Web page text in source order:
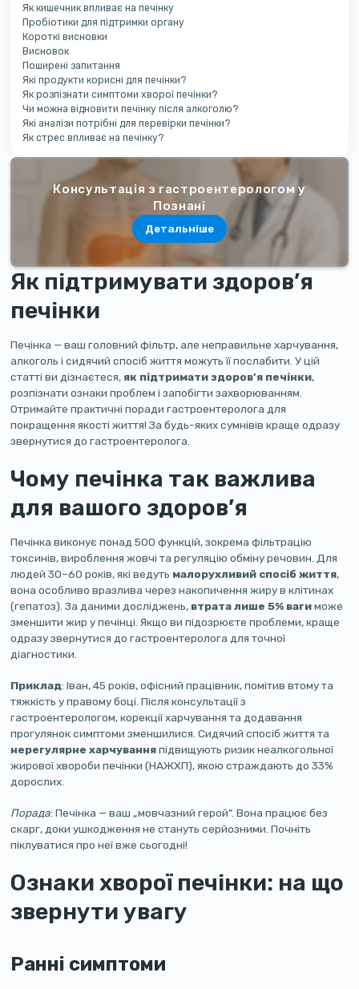
Як підтримувати здоров’я
печінки
Печінка — ваш головний фільтр, але неправильне харчування,
алкоголь і сидячий спосіб життя можуть її послабити. У цій
статті ви дізнаєтеся, як підтримати здоров’я печінки,
розпізнати ознаки проблем і запобігти захворюванням.
Отримайте практичні поради гастроентеролога для
покращення якості життя! За будь-яких сумнівів краще одразу
звернутися до гастроентеролога.
Чому печінка так важлива
для вашого здоров’я
Печінка виконує понад 500 функцій, зокрема фільтрацію
токсинів, вироблення жовчі та регуляцію обміну речовин. Для
людей 30–60 років, які ведуть малорухливий спосіб життя,
вона особливо вразлива через накопичення жиру в клітинах
(гепатоз). За даними досліджень, втрата лише 5% вагиможе
зменшити жир у печінці. Якщо ви підозрюєте проблеми, краще
одразу звернутися до гастроентеролога для точної
діагностики.
Приклад: Іван, 45 років, офісний працівник, помітив втому та
тяжкість у правому боці. Після консультації з
гастроентерологом, корекції харчування та додавання
прогулянок симптоми зменшилися. Сидячий спосіб життя та
нерегулярне харчуванняпідвищують ризик неалкогольної
жирової хвороби печінки (НАЖХП), якою страждають до 33%
дорослих.
Порада: Печінка — ваш „мовчазний герой”. Вона працює без
скарг, доки ушкодження не стануть серйозними. Почніть
піклуватися про неї вже сьогодні!
Ознаки хворої печінки: на що
звернути увагу
Ранні симптоми
Як кишечник впливає на печінку
Пробіотики для підтримки органу
Короткі висновки
Висновок
Поширені запитання
Які продукти корисні для печінки?
Як розпізнати симптоми хворої печінки?
Чи можна відновити печінку після алкоголю?
Які аналізи потрібні для перевірки печінки?
Як стрес впливає на печінку?
Консультація з гастроентерологом у
Познані
Детальніше